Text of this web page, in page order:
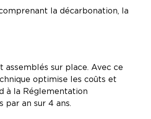
la décarbonation, la
assemblés sur place. Avec ce
optimise les coûts et
à la Réglementation
par an sur 4 ans.